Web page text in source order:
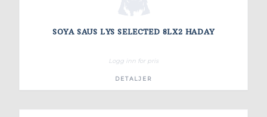
SOYA SAUS LYS SELECTED 8LX2 HADAY
Logg inn for pris
DETALJER